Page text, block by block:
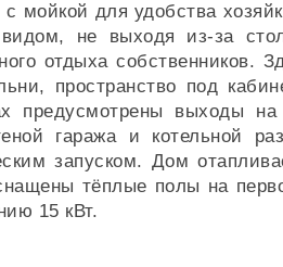
мойкой для удобства
видом, не выходя из-за
отдыха собственников.
пространство под
предусмотрены выходы
гаража и котельной
запуском. Дом
тёплые полы на
15 кВт.